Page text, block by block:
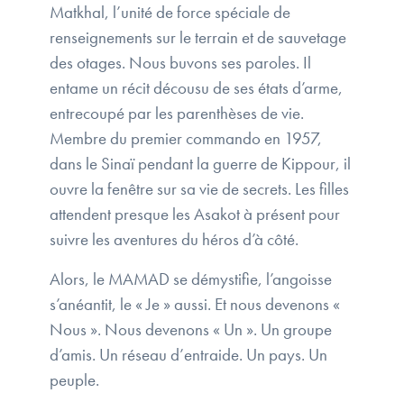
Matkhal, l’unité de force spéciale de
renseignements sur le terrain et de sauvetage
des otages. Nous buvons ses paroles. Il
entame un récit décousu de ses états d’arme,
entrecoupé par les parenthèses de vie.
Membre du premier commando en 1957,
dans le Sinaï pendant la guerre de Kippour, il
ouvre la fenêtre sur sa vie de secrets. Les filles
attendent presque les Asakot à présent pour
suivre les aventures du héros d’à côté.
Alors, le MAMAD se démystifie, l’angoisse
s’anéantit, le « Je » aussi. Et nous devenons «
Nous ». Nous devenons « Un ». Un groupe
d’amis. Un réseau d’entraide. Un pays. Un
peuple.